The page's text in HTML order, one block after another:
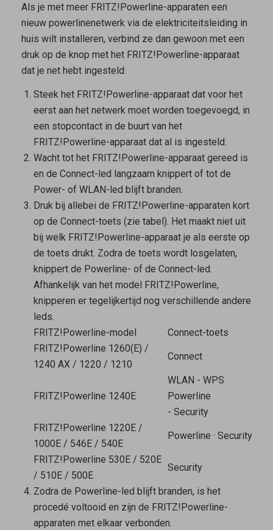
Als je met meer FRITZ!Powerline-apparaten een
nieuw powerlinenetwerk via de elektriciteitsleiding in
huis wilt installeren, verbind ze dan gewoon met een
druk op de knop met het FRITZ!Powerline-apparaat
dat je net hebt ingesteld:
Steek het FRITZ!Powerline-apparaat dat voor het
eerst aan het netwerk moet worden toegevoegd, in
een stopcontact in de buurt van het
FRITZ!Powerline-apparaat dat al is ingesteld.
Wacht tot het FRITZ!Powerline-apparaat gereed is
en de Connect-led langzaam knippert of tot de
Power- of WLAN-led blijft branden.
Druk bij allebei de FRITZ!Powerline-apparaten kort
op de Connect-toets (zie tabel). Het maakt niet uit
bij welk FRITZ!Powerline-apparaat je als eerste op
de toets drukt. Zodra de toets wordt losgelaten,
knippert de Powerline- of de Connect-led.
Afhankelijk van het model FRITZ!Powerline,
knipperen er tegelijkertijd nog verschillende andere
leds.
FRITZ!Powerline-model
Connect-toets
FRITZ!Powerline 1260(E) /
1240 AX / 1220 / 1210
Connect
FRITZ!Powerline 1240E
WLAN - WPS
Powerline
- Security
FRITZ!Powerline 1220E /
1000E / 546E / 540E
Powerline · Security
FRITZ!Powerline 530E / 520E
/ 510E / 500E
Security
Zodra de Powerline-led blijft branden, is het
procedé voltooid en zijn de FRITZ!Powerline-
apparaten met elkaar verbonden.